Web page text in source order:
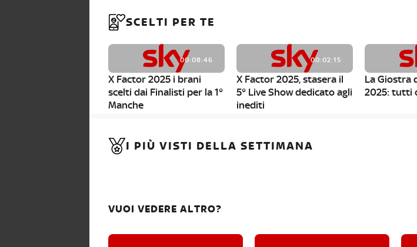
SCELTI PER TE
00:08:46
X Factor 2025 i brani
scelti dai Finalisti per la 1°
Manche
00:02:15
X Factor 2025, stasera il
5° Live Show dedicato agli
inediti
La Giostra
2025: tutti
I PIÙ VISTI DELLA SETTIMANA
VUOI VEDERE ALTRO?